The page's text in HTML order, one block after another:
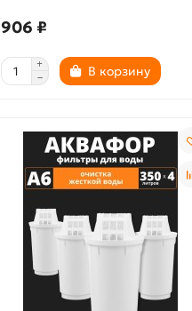
906 ₽
В корзину